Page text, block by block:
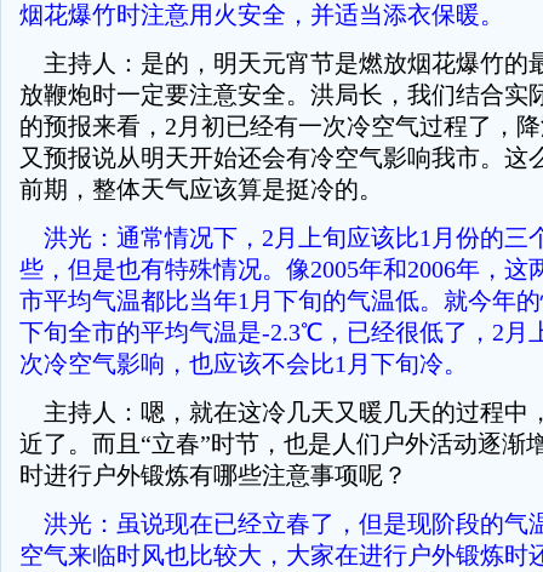
烟花爆竹时注意用火安全，并适当添衣保暖。
主持人：是的，明天元宵节是燃放烟花爆竹的
放鞭炮时一定要注意安全。洪局长，我们结合实
的预报来看，2月初已经有一次冷空气过程了，
又预报说从明天开始还会有冷空气影响我市。这
前期，整体天气应该算是挺冷的。
洪光：通常情况下，2月上旬应该比1月份的三
些，但是也有特殊情况。像2005年和2006年，这
市平均气温都比当年1月下旬的气温低。就今年
下旬全市的平均气温是-2.3℃，已经很低了，2月
次冷空气影响，也应该不会比1月下旬冷。
主持人：嗯，就在这冷几天又暖几天的过程中
近了。而且“立春”时节，也是人们户外活动逐渐
时进行户外锻炼有哪些注意事项呢？
洪光：虽说现在已经立春了，但是现阶段的气
空气来临时风也比较大，大家在进行户外锻炼时